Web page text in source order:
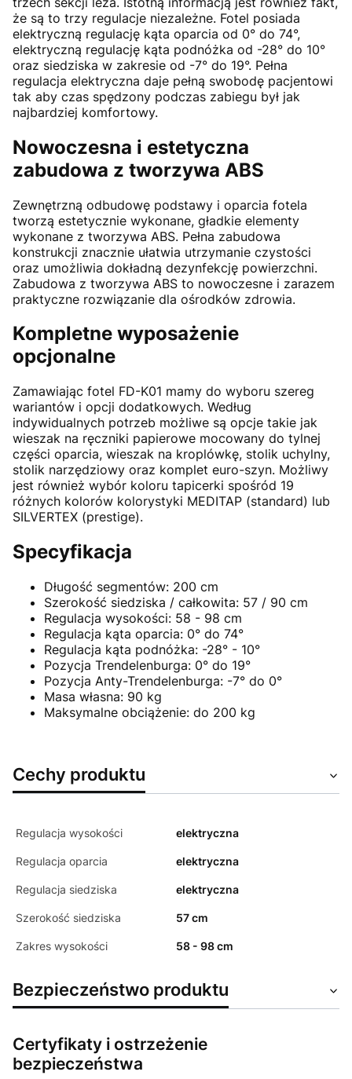
że są to trzy regulacje niezależne. Fotel posiada
elektryczną regulację kąta oparcia od 0° do 74°,
elektryczną regulację kąta podnóżka od -28° do 10°
oraz siedziska w zakresie od -7° do 19°. Pełna
regulacja elektryczna daje pełną swobodę pacjentowi
tak aby czas spędzony podczas zabiegu był jak
najbardziej komfortowy.
Nowoczesna i estetyczna
zabudowa z tworzywa ABS
Zewnętrzną odbudowę podstawy i oparcia fotela
tworzą estetycznie wykonane, gładkie elementy
wykonane z tworzywa ABS. Pełna zabudowa
konstrukcji znacznie ułatwia utrzymanie czystości
oraz umożliwia dokładną dezynfekcję powierzchni.
Zabudowa z tworzywa ABS to nowoczesne i zarazem
praktyczne rozwiązanie dla ośrodków zdrowia.
Kompletne wyposażenie
opcjonalne
Zamawiając fotel FD-K01 mamy do wyboru szereg
wariantów i opcji dodatkowych. Według
indywidualnych potrzeb możliwe są opcje takie jak
wieszak na ręczniki papierowe mocowany do tylnej
części oparcia, wieszak na kroplówkę, stolik uchylny,
stolik narzędziowy oraz komplet euro-szyn. Możliwy
jest również wybór koloru tapicerki spośród 19
różnych kolorów kolorystyki MEDITAP (standard) lub
SILVERTEX (prestige).
Specyfikacja
Długość segmentów: 200 cm
Szerokość siedziska / całkowita: 57 / 90 cm
Regulacja wysokości: 58 - 98 cm
Regulacja kąta oparcia: 0° do 74°
Regulacja kąta podnóżka: -28° - 10°
Pozycja Trendelenburga: 0° do 19°
Pozycja Anty-Trendelenburga: -7° do 0°
Masa własna: 90 kg
Maksymalne obciążenie: do 200 kg
Cechy produktu
Regulacja wysokości elektryczna
Regulacja oparcia elektryczna
Regulacja siedziska elektryczna
Szerokość siedziska 57 cm
Zakres wysokości 58 - 98 cm
Bezpieczeństwo produktu
Certyfikaty i ostrzeżenie
bezpieczeństwa